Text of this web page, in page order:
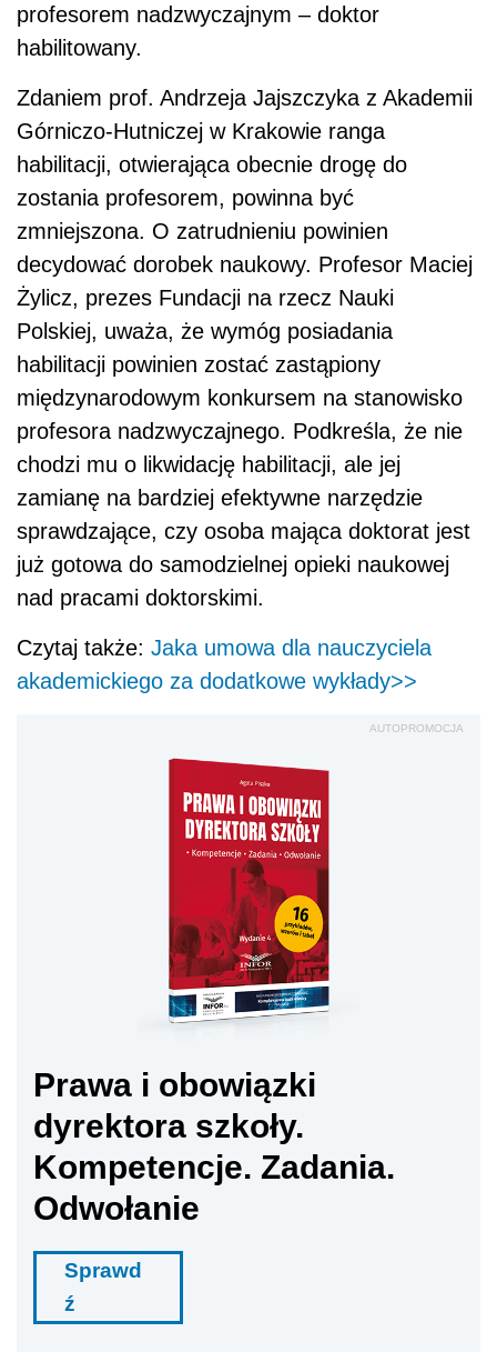
profesorem nadzwyczajnym – doktor
habilitowany.
Zdaniem prof. Andrzeja Jajszczyka z Akademii
Górniczo-Hutniczej w Krakowie ranga
habilitacji, otwierająca obecnie drogę do
zostania profesorem, powinna być
zmniejszona. O zatrudnieniu powinien
decydować dorobek naukowy. Profesor Maciej
Żylicz, prezes Fundacji na rzecz Nauki
Polskiej, uważa, że wymóg posiadania
habilitacji powinien zostać zastąpiony
międzynarodowym konkursem na stanowisko
profesora nadzwyczajnego. Podkreśla, że nie
chodzi mu o likwidację habilitacji, ale jej
zamianę na bardziej efektywne narzędzie
sprawdzające, czy osoba mająca doktorat jest
już gotowa do samodzielnej opieki naukowej
nad pracami doktorskimi.
Czytaj także: Jaka umowa dla nauczyciela
akademickiego za dodatkowe wykłady>>
AUTOPROMOCJA
Prawa i obowiązki
dyrektora szkoły.
Kompetencje. Zadania.
Odwołanie
Sprawd
ź